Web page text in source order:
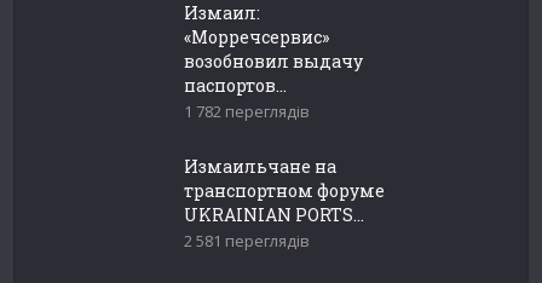
Измаил:
«Морречсервис»
возобновил выдачу
паспортов...
1 782 переглядів
Измаильчане на
транспортном форуме
UKRAINIAN PORTS...
2 581 переглядів